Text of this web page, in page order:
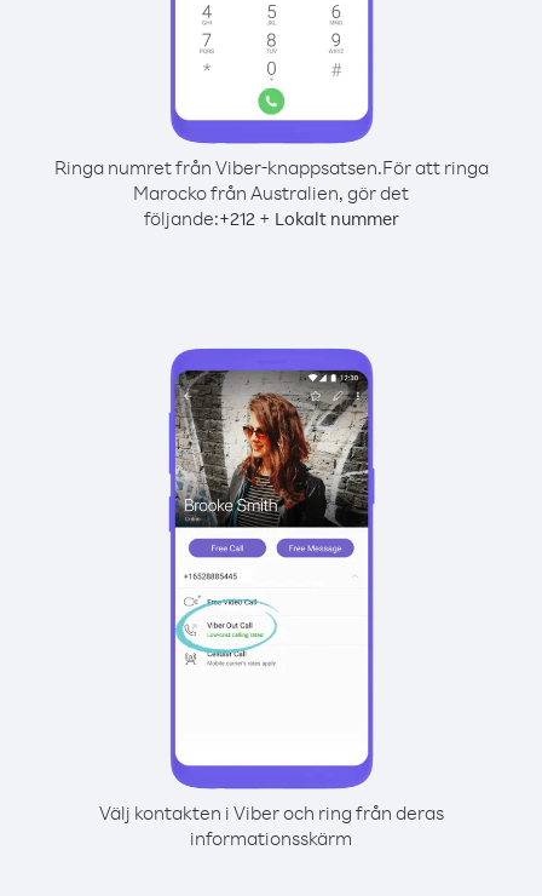
Ringa numret från Viber-knappsatsen.För att ringa
Marocko från Australien, gör det
följande:+212+ Lokalt nummer
Välj kontakten i Viber och ring från deras
informationsskärm